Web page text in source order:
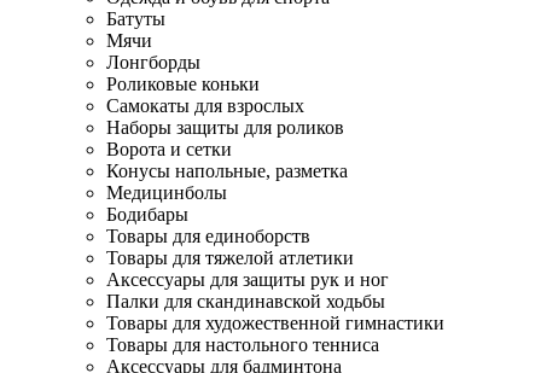
Батуты
Мячи
Лонгборды
Роликовые коньки
Самокаты для взрослых
Наборы защиты для роликов
Ворота и сетки
Конусы напольные, разметка
Медицинболы
Бодибары
Товары для единоборств
Товары для тяжелой атлетики
Аксессуары для защиты рук и ног
Палки для скандинавской ходьбы
Товары для художественной гимнастики
Товары для настольного тенниса
Аксессуары для бадминтона